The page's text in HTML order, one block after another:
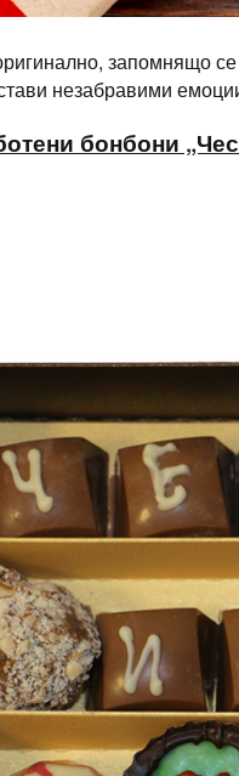
запомнящо
незабравими
бонбони